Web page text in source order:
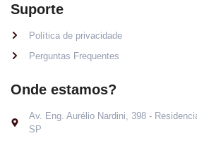
Suporte
Política de privacidade
Perguntas Frequentes
Onde estamos?
Av. Eng. Aurélio Nardini, 398 -
SP